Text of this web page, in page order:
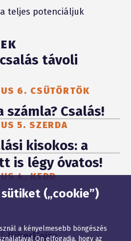
teljes potenciáljuk
távoli
6. CSÜTÖRTÖK
számla? Csalás!
5. SZERDA
kisokos: a
is légy óvatos!
4. KEDD
(„cookie”)
a kényelmesebb böngészés
Ön elfogadja, hogy az